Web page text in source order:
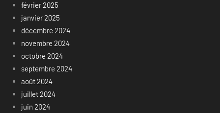
février 2025
janvier 2025
décembre 2024
novembre 2024
octobre 2024
septembre 2024
août 2024
juillet 2024
juin 2024